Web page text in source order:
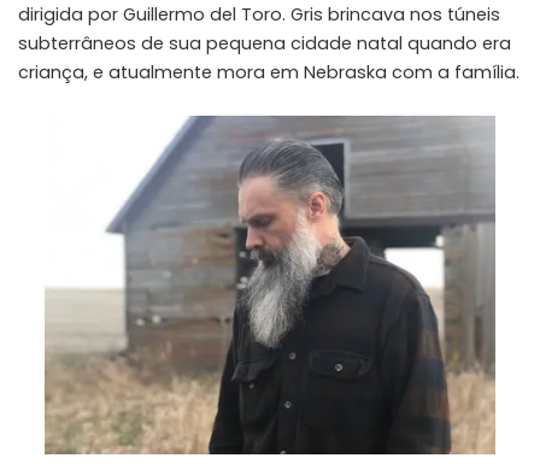
dirigida por Guillermo del Toro. Gris brincava nos túneis
subterrâneos de sua pequena cidade natal quando era
criança, e atualmente mora em Nebraska com a família.